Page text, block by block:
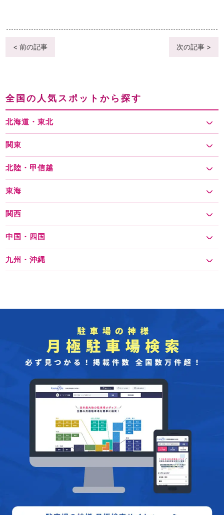
< 前の記事 次の記事 >
全国の人気スポットから探す
北海道・東北
関東
北陸・甲信越
東海
関西
中国・四国
九州・沖縄